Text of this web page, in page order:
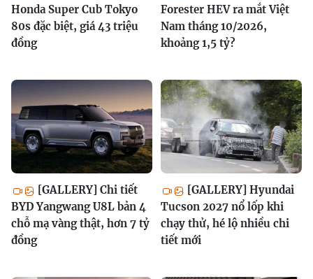
Honda Super Cub Tokyo
80s đặc biệt, giá 43 triệu
đồng
Forester HEV ra mắt Việt
Nam tháng 10/2026,
khoảng 1,5 tỷ?
[GALLERY] Chi tiết
BYD Yangwang U8L bản 4
chỗ mạ vàng thật, hơn 7 tỷ
đồng
[GALLERY] Hyundai
Tucson 2027 nổ lốp khi
chạy thử, hé lộ nhiều chi
tiết mới